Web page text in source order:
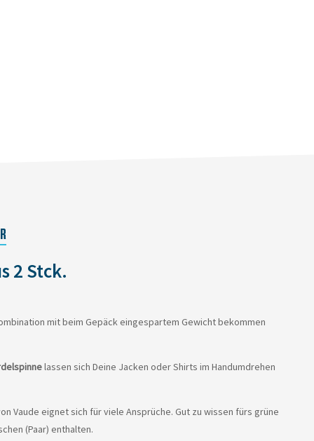
2 Stck.
mit beim Gepäck eingespartem Gewicht bekommen
lassen sich Deine Jacken oder Shirts im Handumdrehen
Vaude eignet sich für viele Ansprüche. Gut zu wissen fürs grüne
(Paar) enthalten.